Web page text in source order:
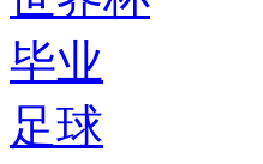
毕业
足球